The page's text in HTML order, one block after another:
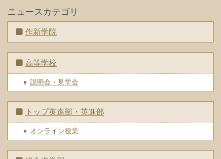
ニュースカテゴリ
作新学院
高等学校
説明会・見学会
トップ英進部・英進部
オンライン授業